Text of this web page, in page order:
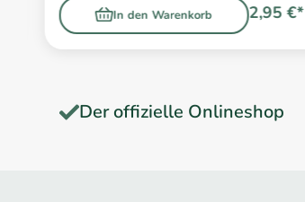
In den Warenkorb 2,95 €*
Der offizielle Onlineshop